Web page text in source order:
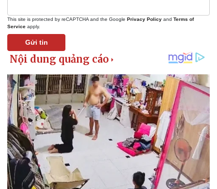
Pháp luật
Vụ án
Tin nóng
Tư vấn luật
Quân sự - Quốc phòng
Vũ khí
Việt Nam
This site is protected by reCAPTCHA and the Google Privacy Policy and Terms of
Service apply.
Gửi tin